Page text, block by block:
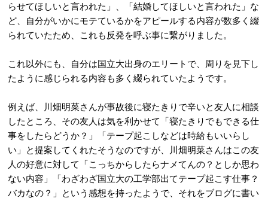
らせてほしいと言われた」、「結婚してほしいと言われた」な
ど、自分がいかにモテているかをアピールする内容が数多く綴
られていたため、これも反発を呼ぶ事に繋がりました。
これ以外にも、自分は国立大出身のエリートで、周りを見下し
たように感じられる内容も多く綴られていたようです。
例えば、川畑明菜さんが事故後に寝たきりで辛いと友人に相談
したところ、その友人は気を利かせて「寝たきりでもできる仕
事をしたらどうか？」「テープ起こしなどは時給もいいらし
い」と提案してくれたそうなのですが、川畑明菜さんはこの友
人の好意に対して「こっちからしたらナメてんの？としか思わ
ない内容」「わざわざ国立大の工学部出てテープ起こす仕事？
バカなの？」という感想を持ったようで、それをブログに書い